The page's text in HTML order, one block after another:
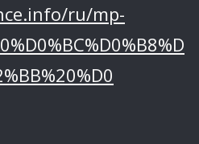
ru/mp-